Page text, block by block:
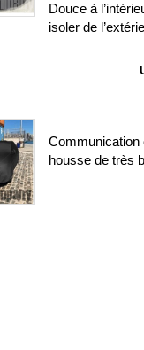
Douce à
isoler de
Communication
housse de très